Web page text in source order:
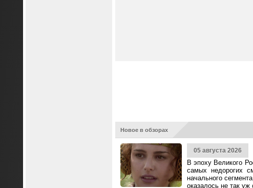
Новое в обзорах
05 августа 2026
В эпоху Великого
самых недорогих
начального
оказалось не так уж